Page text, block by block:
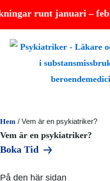
januari – februari 2027
Hoppa
innehåll
Hem / Vem är en psykiatriker?
Vem är en psykiatriker?
Boka Tid
På den här sidan